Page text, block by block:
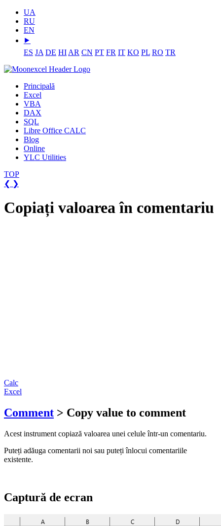
UA
RU
EN
⯈
ES JA DE HI AR CN PT FR IT KO PL RO TR
Principală
Excel
VBA
DAX
SQL
Libre Office CALC
Blog
Online
YLC Utilities
TOP
❮ ❯
Copiați valoarea în comentariu
Calc
Excel
Comment > Copy value to comment
Acest instrument copiază valoarea unei celule într-un comentariu.
Puteți adăuga comentarii noi sau puteți înlocui comentariile
existente.
Captură de ecran